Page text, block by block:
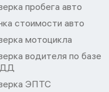
пробега авто
стоимости авто
мотоцикла
водителя по базе
ЭПТС